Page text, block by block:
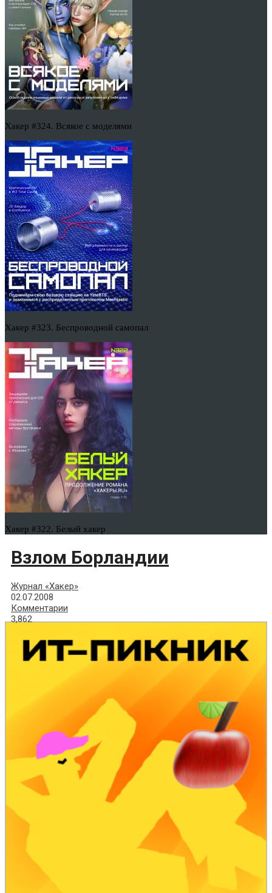
Хакер #324. Всякое с моделями
Хакер #323. Беспроводной самопал
Хакер #322. Белый хакер
Взлом Борландии
Журнал «Хакер»
02.07.2008
Комментарии
3,862